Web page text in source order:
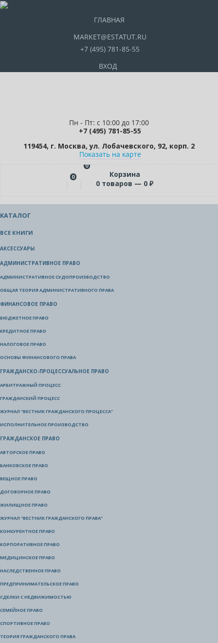
ГЛАВНАЯ
MARKET@ESTATUT.RU
+7 (495) 781-85-55
ВХОД
Пн - Пт: с 10:00 до 17:00
+7 (495) 781-85-55
119454, г. Москва, ул. Лобачевского, 92, корп. 2
Показать на карте
0
0
Корзина
0 товаров — 0 ₽
КАТАЛОГ
ВСЕ КНИГИ
АКСЕССУАРЫ
АДМИНИСТРАТИВНОЕ ПРАВО
АДМИНИСТРАТИВНОЕ СУДОПРОИЗВОДСТВО
ОБЩАЯ ТЕОРИЯ АДМИНИСТРАТИВНОГО ПРАВА
ФИНАНСОВОЕ ПРАВО
БЮДЖЕТНОЕ ПРАВО
КРЕДИТНОЕ ПРАВО
НАЛОГОВОЕ ПРАВО
ОСНОВЫ ФИНАНСОВОГО ПРАВА
ГРАЖДАНСКО-ПРОЦЕССУАЛЬНОЕ ПРАВО
АРБИТРАЖНЫЙ ПРОЦЕСС
ГРАЖДАНСКИЙ ПРОЦЕСС
ЖУРНАЛ "ВЕСТНИК ГРАЖДАНСКОГО ПРОЦЕССА"
ИСПОЛНИТЕЛЬНОЕ ПРОИЗВОДСТВО
ГРАЖДАНСКОЕ ПРАВО
АВТОРСКОЕ ПРАВО
БАНКОВСКОЕ ПРАВО
ВЕЩНОЕ ПРАВО
ДОГОВОРНОЕ ПРАВО
ЖИЛИЩНОЕ ПРАВО
ЖУРНАЛ "ВЕСТНИК ГРАЖДАНСКОГО ПРАВА"
КОНКУРЕНТНОЕ ПРАВО
КОРПОРАТИВНОЕ ПРАВО
МЕДИЦИНСКОЕ ПРАВО
НАСЛЕДСТВЕННОЕ ПРАВО
ПРЕДПРИНИМАТЕЛЬСКОЕ ПРАВО
СДЕЛКИ С НЕДВИЖИМОСТЬЮ
СЕМЕЙНОЕ ПРАВО
СПОРТИВНОЕ ПРАВО
ТЕОРИЯ ГРАЖДАНСКОГО ПРАВА